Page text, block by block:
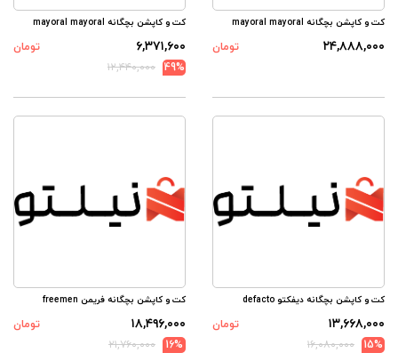
کت و کاپشن بچگانه mayoral mayoral
۲۴,۸۸۸,۰۰۰ تومان
کت و کاپشن بچگانه mayoral mayoral
۶,۳۷۱,۶۰۰
تومان
49%
۱۲,۴۴۰,۰۰۰
کت و کاپشن بچگانه دیفکتو defacto
۱۳,۶۶۸,۰۰۰
تومان
15%
۱۶,۰۸۰,۰۰۰
کت و کاپشن بچگانه فریمن freemen
۱۸,۴۹۶,۰۰۰
تومان
16%
۲۱,۷۶۰,۰۰۰